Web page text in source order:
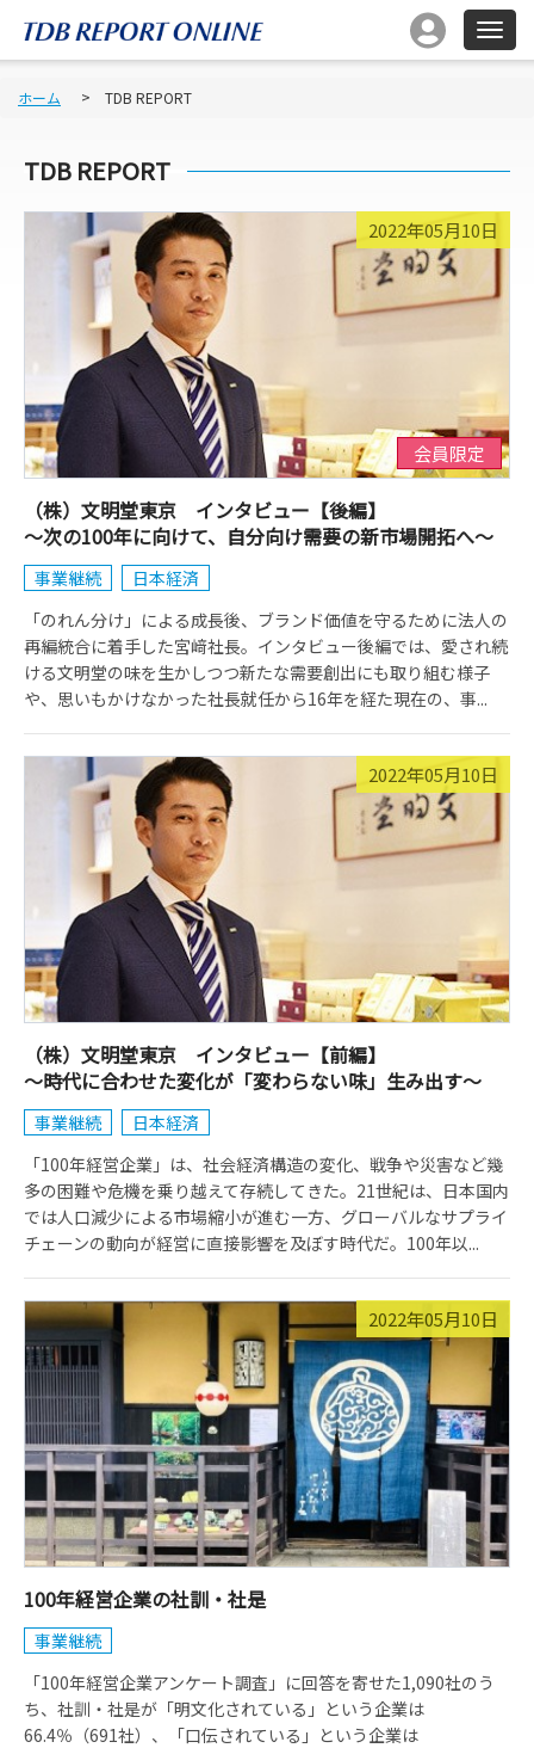
ホーム TDB REPORT
TDB REPORT
2022年05月10日
会員限定
（株）文明堂東京 インタビュー【後編】
～次の100年に向けて、自分向け需要の新市場開拓へ～
事業継続
日本経済
「のれん分け」による成長後、ブランド価値を守るために法人の
再編統合に着手した宮﨑社長。インタビュー後編では、愛され続
ける文明堂の味を生かしつつ新たな需要創出にも取り組む様子
や、思いもかけなかった社長就任から16年を経た現在の、事...
2022年05月10日
（株）文明堂東京 インタビュー【前編】
～時代に合わせた変化が「変わらない味」生み出す～
事業継続
日本経済
「100年経営企業」は、社会経済構造の変化、戦争や災害など幾
多の困難や危機を乗り越えて存続してきた。21世紀は、日本国内
では人口減少による市場縮小が進む一方、グローバルなサプライ
チェーンの動向が経営に直接影響を及ぼす時代だ。100年以...
2022年05月10日
100年経営企業の社訓・社是
事業継続
「100年経営企業アンケート調査」に回答を寄せた1,090社のう
ち、社訓・社是が「明文化されている」という企業は
66.4％（691社）、「口伝されている」という企業は